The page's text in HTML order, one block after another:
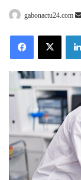
gabonactu24.com
FacebookX